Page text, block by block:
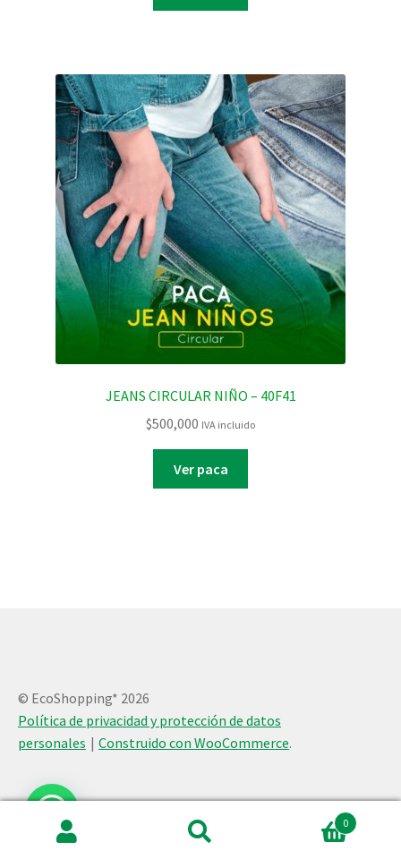
JEANS CIRCULAR NIÑO – 40F41
$500,000 IVA incluido
Ver paca
© EcoShopping* 2026
Política de privacidad y protección de datos
personales
Construido con WooCommerce.
0